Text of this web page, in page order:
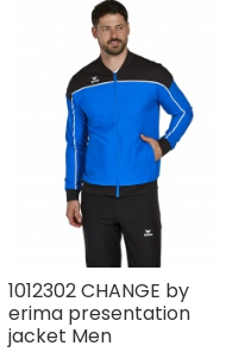
1012302 CHANGE by
erima presentation
jacket Men